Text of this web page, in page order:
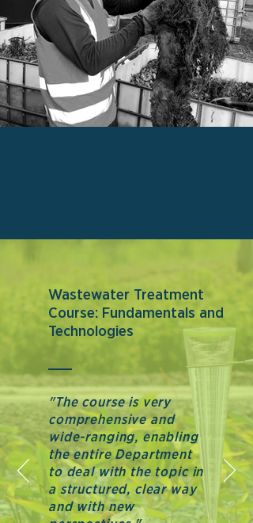
Wastewater Treatment
Course: Fundamentals and
Technologies
"The course is very
comprehensive and
wide-ranging, enabling
the entire Department
to deal with the topic in
a structured, clear way
and with new